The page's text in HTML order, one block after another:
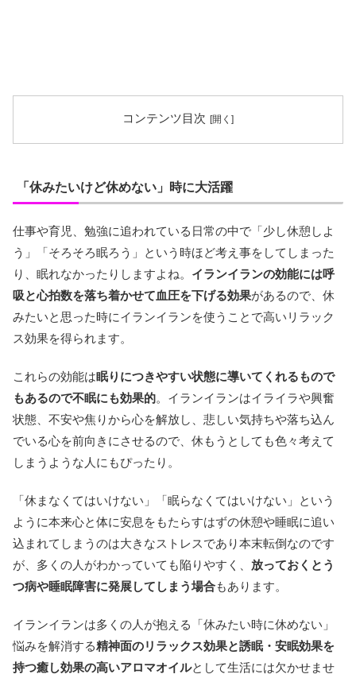
コンテンツ目次
「休みたいけど休めない」時に大活躍
仕事や育児、勉強に追われている日常の中で「少し休憩しよ
う」「そろそろ眠ろう」という時ほど考え事をしてしまった
り、眠れなかったりしますよね。 イランイランの効能には呼
吸と心拍数を落ち着かせて血圧を下げる効果があるので、休
みたいと思った時にイランイランを使うことで高いリラック
ス効果を得られます。
これらの効能は眠りにつきやすい状態に導いてくれるもので
もあるので不眠にも効果的。イランイランはイライラや興奮
状態、不安や焦りから心を解放し、悲しい気持ちや落ち込ん
でいる心を前向きにさせるので、休もうとしても色々考えて
しまうような人にもぴったり。
「休まなくてはいけない」「眠らなくてはいけない」という
ように本来心と体に安息をもたらすはずの休憩や睡眠に追い
込まれてしまうのは大きなストレスであり本末転倒なのです
が、多くの人がわかっていても陥りやすく、 放っておくとう
つ病や睡眠障害に発展してしまう場合もあります。
イランイランは多くの人が抱える「休みたい時に休めない」
悩みを解消する精神面のリラックス効果と誘眠・安眠効果を
持つ癒し効果の高いアロマオイルとして生活には欠かせませ